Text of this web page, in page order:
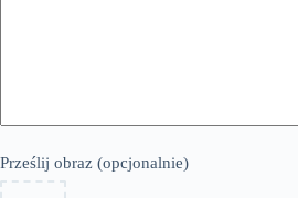
Prześlij obraz (opcjonalnie)